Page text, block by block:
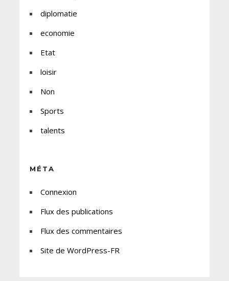
diplomatie
economie
Etat
loisir
Non
Sports
talents
MÉTA
Connexion
Flux des publications
Flux des commentaires
Site de WordPress-FR